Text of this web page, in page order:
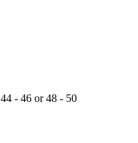
44 - 46 or48 - 50